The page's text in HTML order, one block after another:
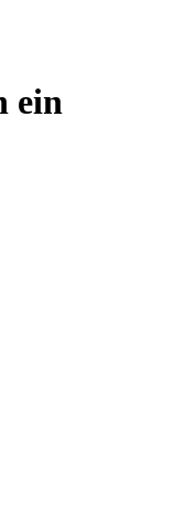
ein